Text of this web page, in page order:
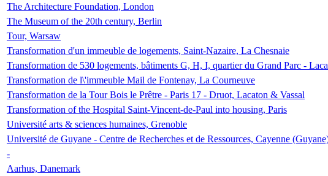
The Architecture Foundation, London
The Museum of the 20th century, Berlin
Tour, Warsaw
Transformation d'un immeuble de logements, Saint-Nazaire, La Chesnaie
Transformation de 530 logements, bâtiments G, H, I, quartier du Grand Parc -
Transformation de l\'immeuble Mail de Fontenay, La Courneuve
Transformation de la Tour Bois le Prêtre - Paris 17 - Druot, Lacaton & Vassal
Transformation of the Hospital Saint-Vincent-de-Paul into housing, Paris
Université arts & sciences humaines, Grenoble
Université de Guyane - Centre de Recherches et de Ressources, Cayenne
-
Aarhus, Danemark